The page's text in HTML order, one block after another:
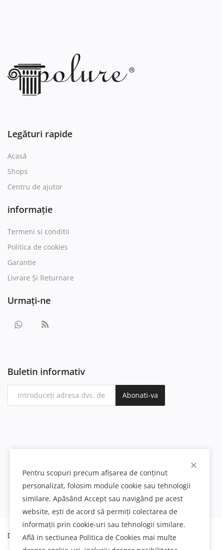
Legături rapide
Acasă
Shops
Centru de ajutor
informație
Termeni si conditii
Politica de cookies
Garantie
Livrare Și Returnare
Urmați-ne
Buletin informativ
Abonati-va
Decoratiuni interioare si exterioare din poliuretan
Pentru scopuri precum afișarea de conținut
personalizat, folosim module cookie sau tehnologii
similare. Apăsând Accept sau navigând pe acest
website, ești de acord să permiți colectarea de
informații prin cookie-uri sau tehnologii similare.
Află in sectiunea Politica de Cookies mai multe